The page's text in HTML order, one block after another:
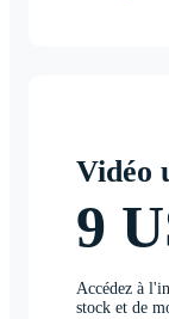
Vidéo
9
Accédez à
stock et de